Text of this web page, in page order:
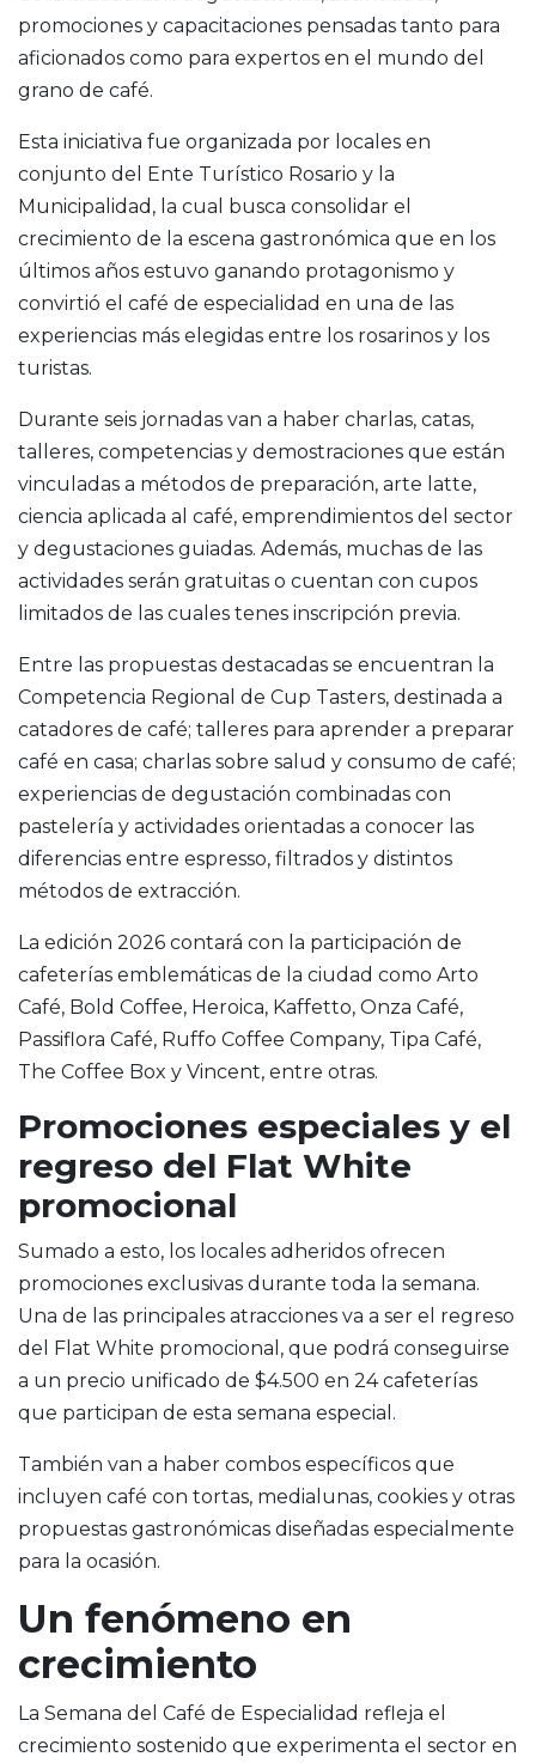
promociones y capacitaciones pensadas tanto para
aficionados como para expertos en el mundo del
grano de café.
Esta iniciativa fue organizada por locales en
conjunto del Ente Turístico Rosario y la
Municipalidad, la cual busca consolidar el
crecimiento de la escena gastronómica que en los
últimos años estuvo ganando protagonismo y
convirtió el café de especialidad en una de las
experiencias más elegidas entre los rosarinos y los
turistas.
Durante seis jornadas van a haber charlas, catas,
talleres, competencias y demostraciones que están
vinculadas a métodos de preparación, arte latte,
ciencia aplicada al café, emprendimientos del sector
y degustaciones guiadas. Además, muchas de las
actividades serán gratuitas o cuentan con cupos
limitados de las cuales tenes inscripción previa.
Entre las propuestas destacadas se encuentran la
Competencia Regional de Cup Tasters, destinada a
catadores de café; talleres para aprender a preparar
café en casa; charlas sobre salud y consumo de café;
experiencias de degustación combinadas con
pastelería y actividades orientadas a conocer las
diferencias entre espresso, filtrados y distintos
métodos de extracción.
La edición 2026 contará con la participación de
cafeterías emblemáticas de la ciudad como Arto
Café, Bold Coffee, Heroica, Kaffetto, Onza Café,
Passiflora Café, Ruffo Coffee Company, Tipa Café,
The Coffee Box y Vincent, entre otras.
Promociones especiales y el
regreso del Flat White
promocional
Sumado a esto, los locales adheridos ofrecen
promociones exclusivas durante toda la semana.
Una de las principales atracciones va a ser el regreso
del Flat White promocional, que podrá conseguirse
a un precio unificado de $4.500 en 24 cafeterías
que participan de esta semana especial.
También van a haber combos específicos que
incluyen café con tortas, medialunas, cookies y otras
propuestas gastronómicas diseñadas especialmente
para la ocasión.
Un fenómeno en
crecimiento
La Semana del Café de Especialidad refleja el
crecimiento sostenido que experimenta el sector en